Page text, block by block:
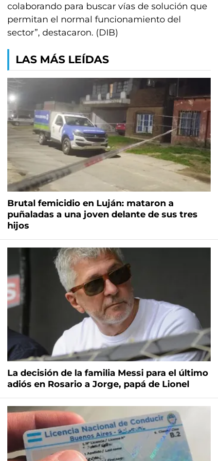
colaborando para buscar vías de solución que
permitan el normal funcionamiento del
sector”, destacaron. (DIB)
LAS MÁS LEÍDAS
Brutal femicidio en Luján: mataron a
puñaladas a una joven delante de sus tres
hijos
La decisión de la familia Messi para el último
adiós en Rosario a Jorge, papá de Lionel